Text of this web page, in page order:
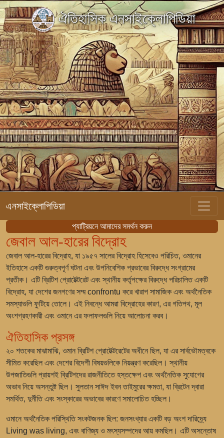
ঐতিহাসিক এনসাইক্লোপিডিয়া
এনসাইক্লোপিডিয়া
প্যাট্রিয়নে আমাদের সমর্থন করুন
জেবাল আল-হারের বিদ্রোহ
জেবাল আল-হারের বিদ্রোহ, যা ১৯৫৭ সালের বিদ্রোহ হিসেবেও পরিচিত, ওমানের
ইতিহাসে একটি গুরুত্বপূর্ণ ঘটনা এবং উপনিবেশিক প্রভাবের বিরুদ্ধে সংগ্রামের
প্রতীক। এটি ব্রিটিশ প্রোটেক্টরেট এবং স্থানীয় কর্তৃপক্ষের বিরুদ্ধে পরিচালিত একটি
বিদ্রোহ, যা দেশের জনগণের সম্ম confrontu করে খারাপ সামাজিক এবং অর্থনৈতিক
সমস্যাগুলি ফুটিয়ে তোলে। এই নিবন্ধে আমরা বিদ্রোহের কারণ, এর গতিপথ, মূল
অংশগ্রহণকারী এবং ওমানে এর ফলাফলগুলি নিয়ে আলোচনা করব।
ঐতিহাসিক প্রসঙ্গ
২০ শতকের মাঝামাঝি, ওমান ব্রিটিশ প্রোটেক্টরেটের অধীনে ছিল, যা এর সার্বভৌমত্বকে
সীমিত করেছিল এবং দেশের বিদেশী বিষয়গুলিকে নিয়ন্ত্রণ করেছিল। স্থানীয়
উপজাতিগুলি প্রায়শই ব্রিটিশদের রাজনীতিতে হস্তক্ষেপ এবং অর্থনৈতিক সুযোগের
অভাব নিয়ে অসন্তুষ্ট ছিল। সুলতান সাঈদ ইবন তাইমুরের ক্ষমতা, যা ব্রিটেন দ্বারা
সমর্থিত, দুর্নীতি এবং সংস্কারের অভাবের কারণে সমালোচিত হচ্ছিল।
ওমানে অর্থনৈতিক পরিস্থিতি সংকটজনক ছিল: জনসংখ্যার একটি বড় অংশ দারিদ্র্যে
Living was living, এবং বাণিজ্য ও মৎস্যসম্পদের আয় কমছিল। এটি অসন্তোষ